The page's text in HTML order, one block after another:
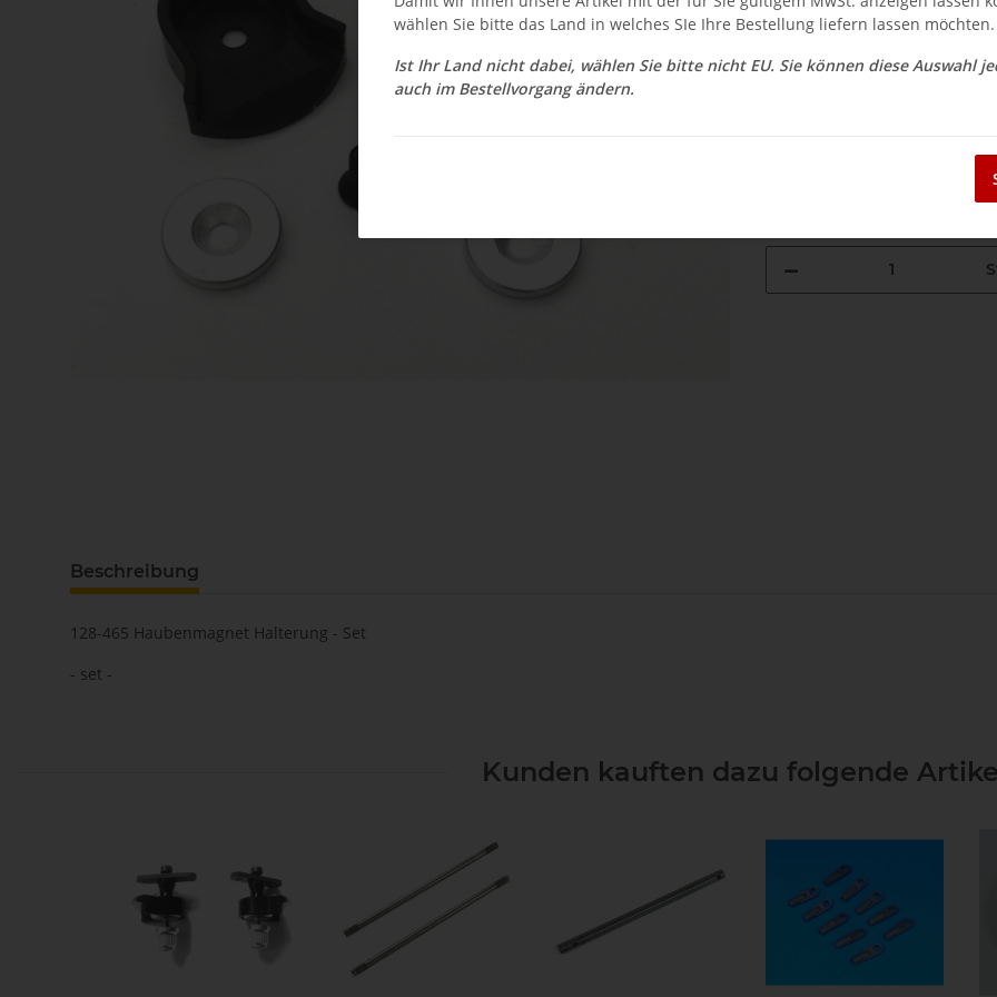
$ 11.89
inkl. 19% USt. , zzgl.Versand
(DE -
Beschreibung
128-465 Haubenmagnet Halterung - Set
- set -
Kunden kauften dazu folgende
wählen Sie bitte das Land in welches SIe Ihre Bestellung liefern lassen möchten.
Ist Ihr Land nicht dabei, wählen Sie bitte nicht EU. Sie können diese Auswahl
auch im Bestellvorgang ändern.